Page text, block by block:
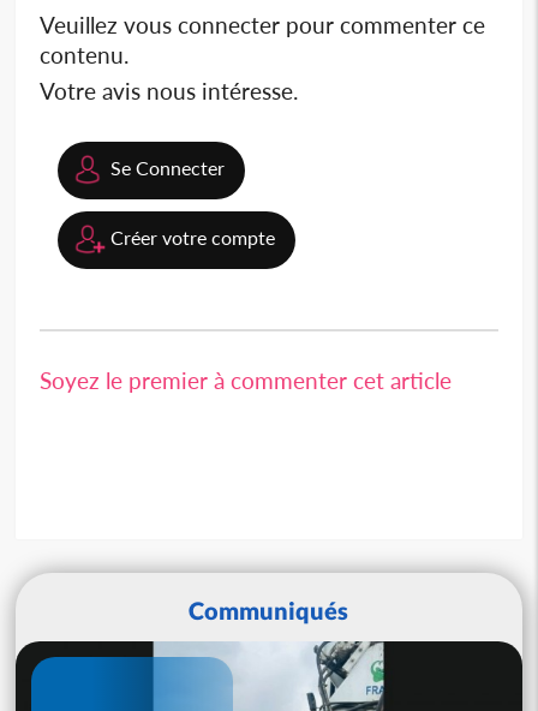
Veuillez vous connecter pour commenter ce
contenu.
Votre avis nous intéresse.
Se Connecter
Créer votre compte
Soyez le premier à commenter cet article
Communiqués